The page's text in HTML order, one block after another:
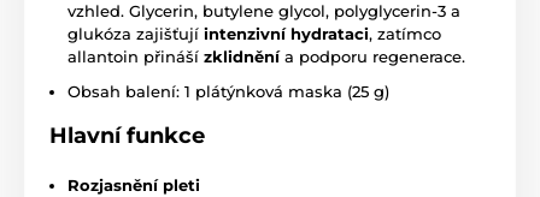
vzhled. Glycerin, butylene glycol, polyglycerin-3 a
glukóza zajišťují intenzivní hydrataci, zatímco
allantoin přináší zklidněnía podporu regenerace.
Obsah balení: 1 plátýnková maska (25 g)
Hlavní funkce
Rozjasnění pleti